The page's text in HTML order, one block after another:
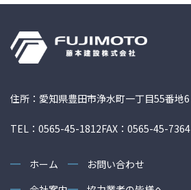
住所：愛知県豊田市浄水町一丁目55番地6
TEL：0565-45-1812FAX：0565-45-7364
ホーム
お問い合わせ